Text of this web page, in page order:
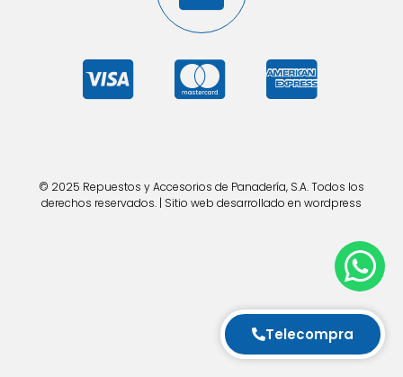
© 2025 Repuestos y Accesorios de Panadería, S.A. Todos los
derechos reservados. | Sitio web desarrollado en wordpress
Telecompra